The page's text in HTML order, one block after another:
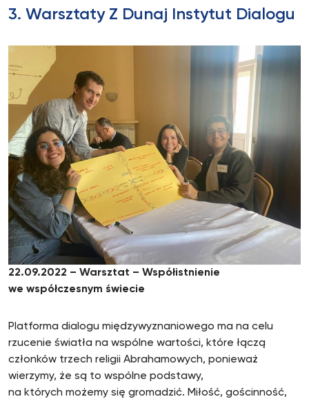
3. Warsztaty Z Dunaj Instytut Dialogu
22.09.2022 – Warsztat – Współistnienie
we współczesnym świecie
Platforma dialogu międzywyznaniowego ma na celu
rzucenie światła na wspólne wartości, które łączą
członków trzech religii Abrahamowych, ponieważ
wierzymy, że są to wspólne podstawy,
na których możemy się gromadzić. Miłość, gościnność,